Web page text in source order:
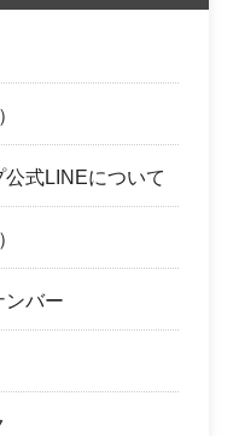
式LINEについて
ンバー